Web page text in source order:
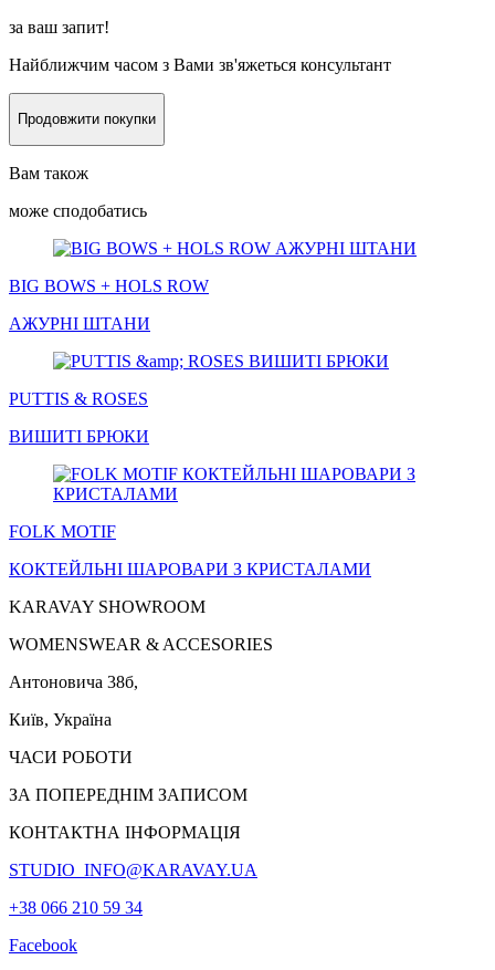
за ваш запит!
Найближчим часом з Вами зв'яжеться консультант
Продовжити покупки
Вам також
може сподобатись
BIG BOWS + HOLS ROW
АЖУРНІ ШТАНИ
PUTTIS & ROSES
ВИШИТІ БРЮКИ
FOLK MOTIF
КОКТЕЙЛЬНІ ШАРОВАРИ З КРИСТАЛАМИ
KARAVAY SHOWROOM
WOMENSWEAR & ACCESORIES
Антоновича 38б,
Київ, Україна
ЧАСИ РОБОТИ
ЗА ПОПЕРЕДНІМ ЗАПИСОМ
КОНТАКТНА ІНФОРМАЦІЯ
STUDIO_INFO@KARAVAY.UA
+38 066 210 59 34
Facebook